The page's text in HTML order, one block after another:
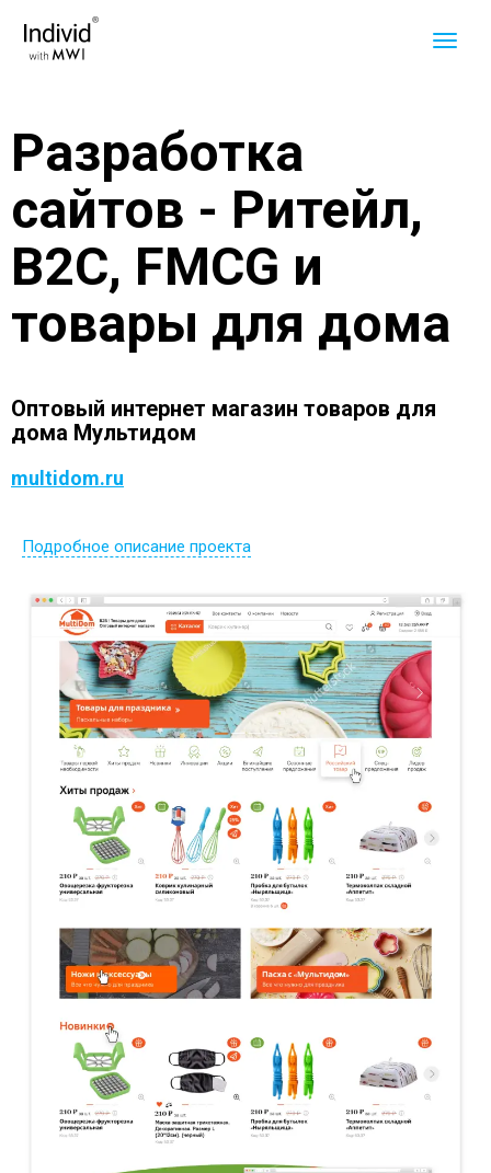
Разработка
сайтов - Ритейл,
B2C, FMCG и
товары для дома
Оптовый интернет магазин товаров для
дома Мультидом
multidom.ru
Подробное описание проекта